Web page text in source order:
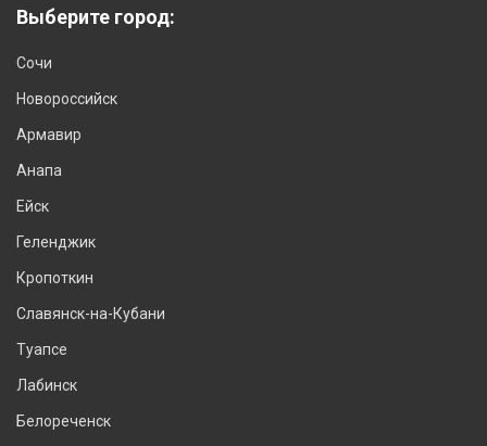
Выберите город:
Сочи
Новороссийск
Армавир
Анапа
Ейск
Геленджик
Кропоткин
Славянск-на-Кубани
Туапсе
Лабинск
Белореченск